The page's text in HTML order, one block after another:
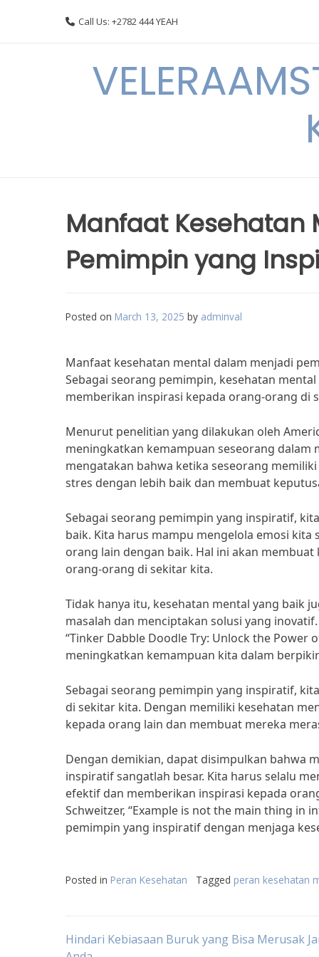
Call Us: +2782 444 YEAH
Manfaat Kesehatan
Pemimpin yang
Posted on March 13, 2025 by adminval
Manfaat kesehatan mental dalam menjadi
Sebagai seorang pemimpin, kesehatan
memberikan inspirasi kepada orang-orang di
Menurut penelitian yang dilakukan oleh
meningkatkan kemampuan seseorang dalam
mengatakan bahwa ketika seseorang
stres dengan lebih baik dan membuat
Sebagai seorang pemimpin yang inspiratif,
baik. Kita harus mampu mengelola emosi
orang lain dengan baik. Hal ini akan
orang-orang di sekitar kita.
Tidak hanya itu, kesehatan mental yang baik
masalah dan menciptakan solusi yang
“Tinker Dabble Doodle Try: Unlock the
meningkatkan kemampuan kita dalam
Sebagai seorang pemimpin yang inspiratif,
di sekitar kita. Dengan memiliki kesehatan
kepada orang lain dan membuat mereka
Dengan demikian, dapat disimpulkan bahwa
inspiratif sangatlah besar. Kita harus selalu
efektif dan memberikan inspirasi kepada
Schweitzer, “Example is not the main thing in
pemimpin yang inspiratif dengan menjaga
Posted in Peran Kesehatan Tagged peran kesehatan
Post
Hindari Kebiasaan Buruk yang Bisa Merusak